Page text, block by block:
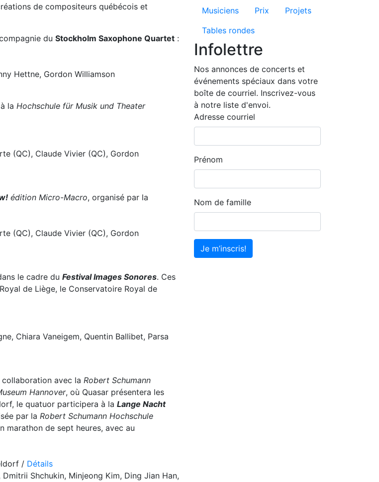
de compositeurs québécois et
du Stockholm Saxophone Quartet :
Hettne, Gordon Williamson
la Hochschule für Musik und Theater
(QC), Claude Vivier (QC), Gordon
édition Micro-Macro, organisé par la
(QC), Claude Vivier (QC), Gordon
le cadre du Festival Images Sonores. Ces
de Liège, le Conservatoire Royal de
Chiara Vaneigem, Quentin Ballibet, Parsa
avec la Robert Schumann
Hannover, où Quasar présentera les
le quatuor participera à la Lange Nacht
par la Robert Schumann Hochschule
marathon de sept heures, avec au
/ Détails
Shchukin, Minjeong Kim, Ding Jian Han,
Musiciens
Prix
Projets
Tables rondes
Infolettre
Nos annonces de concerts et
événements spéciaux dans votre
boîte de courriel. Inscrivez-vous
à notre liste d'envoi.
Adresse courriel
Prénom
Nom de famille
Je m’inscris!